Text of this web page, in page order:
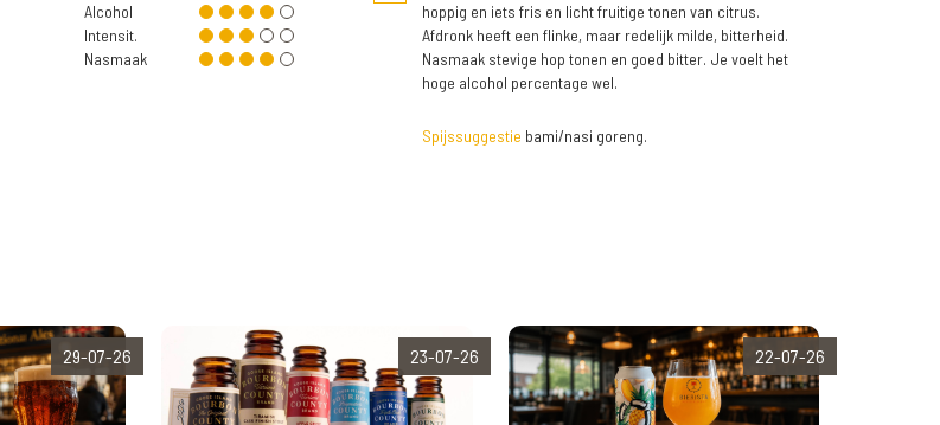
Alcohol
Intensit.
Nasmaak
hoppig en iets fris en licht fruitige tonen van citrus.
Afdronk heeft een flinke, maar redelijk milde, bitterheid.
Nasmaak stevige hop tonen en goed bitter. Je voelt het
hoge alcohol percentage wel.
Spijssuggestie bami/nasi goreng.
29-07-26 23-07-26 22-07-26